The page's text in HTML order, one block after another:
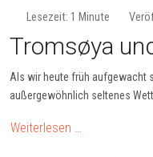
Lesezeit: 1 Minute
Tromsøya
Als wir heute früh aufgewacht
außergewöhnlich seltenes
Weiterlesen …